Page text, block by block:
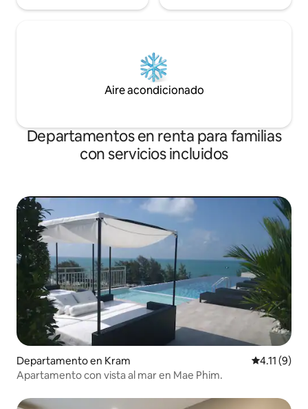
Aire acondicionado
Departamentos en renta para familias
con servicios incluidos
Departamento en Kram Calificación
4.11 (9)
Apartamento con vista al mar en Mae Phim.